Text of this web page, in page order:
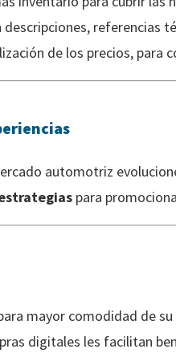
referencias
de los precios, para
automotriz
para
mayor comodidad de
digitales les facilitan